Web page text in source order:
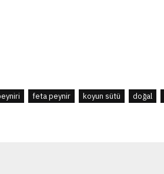
feta peynir koyun sütü doğal